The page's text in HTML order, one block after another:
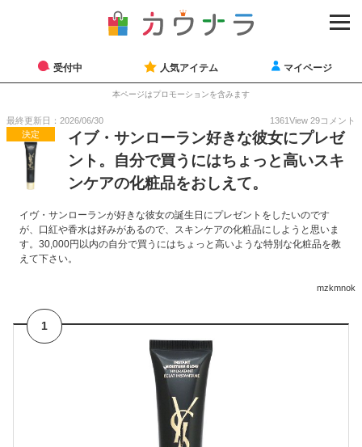
受付中 人気アイテム マイページ
本ページはプロモーションを含みます
最終更新日：2026/06/30 1361View 29コメント
決定
イブ・サンローラン好きな彼女にプレゼ
ント。自分で買うにはちょっと高いスキ
ンケアの化粧品をおしえて。
イヴ・サンローランが好きな彼女の誕生日にプレゼントをしたいのです
が、口紅や香水は好みがあるので、スキンケアの化粧品にしようと思いま
す。30,000円以内の自分で買うにはちょっと高いような特別な化粧品を教
えて下さい。
mzkmnok
1